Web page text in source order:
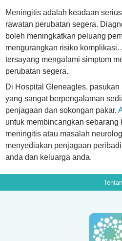
Meningitis adalah keadaan
rawatan perubatan segera.
boleh meningkatkan peluang
mengurangkan risiko komplikasi.
tersayang mengalami simptom
perubatan segera.
Di Hospital Gleneagles, pasukan
yang sangat berpengalaman
penjagaan dan sokongan pakar.
untuk membincangkan sebarang
meningitis atau masalah
menyediakan penjagaan
anda dan keluarga anda.